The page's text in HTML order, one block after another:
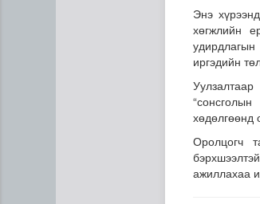
Энэ
хөгжлийн
иргэдийн
хөдөлгөөнд
Оролцогч
ажиллахаа